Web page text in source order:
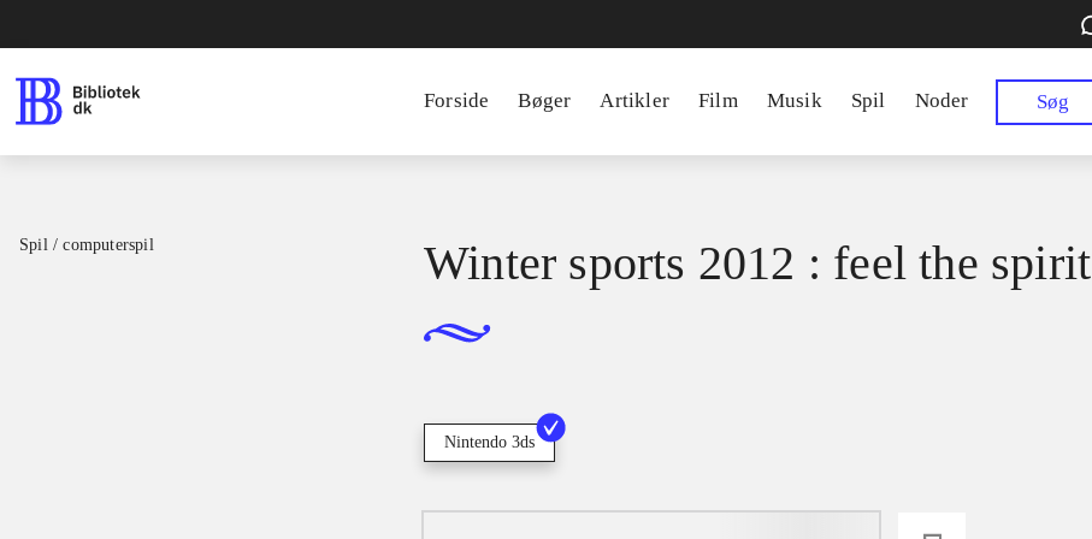
Forside Bøger Artikler Film Musik Spil Noder Søg
Spil / computerspil Winter sports 2012 : feel the spirit
Nintendo 3ds